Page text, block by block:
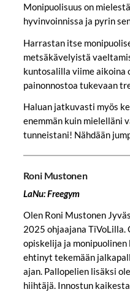
Monipuolisuus on
hyvinvoinnissa ja pyrin
Harrastan itse
metsäkävelyistä
kuntosalilla viime aikoina
painonnostoa tukevaan
Haluan jatkuvasti myös
enemmän kuin mielelläni
tunneistani! Nähdään
Roni Mustonen
LaNu: Freegym
Olen Roni Mustonen
2025 ohjaajana
opiskelija ja
ehtinyt tekemään
ajan. Pallopelien lisäksi
hiihtäjä. Innostun